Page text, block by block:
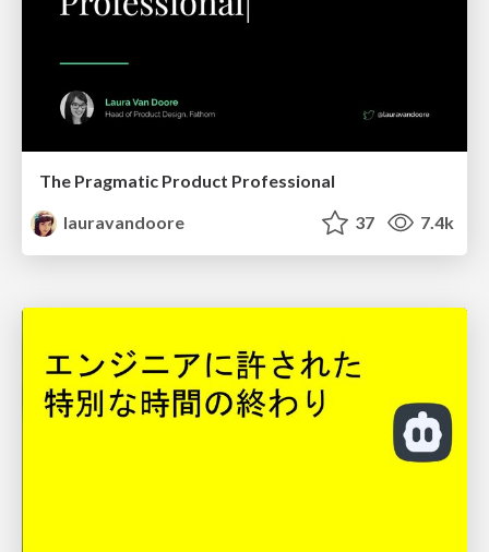
The Pragmatic Product Professional
lauravandoore
37 7.4k